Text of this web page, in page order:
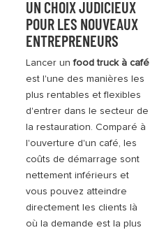
UN CHOIX JUDICIEUX
POUR LES NOUVEAUX
ENTREPRENEURS
Lancer unfood truck à café
est l'une des manières les
plus rentables et flexibles
d'entrer dans le secteur de
la restauration. Comparé à
l'ouverture d'un café, les
coûts de démarrage sont
nettement inférieurs et
vous pouvez atteindre
directement les clients là
où la demande est la plus